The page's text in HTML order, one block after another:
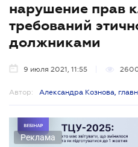
нарушение прав
требований
должниками
9 июля 2021, 11:55
Автор: Александра Кознова,
Реклама